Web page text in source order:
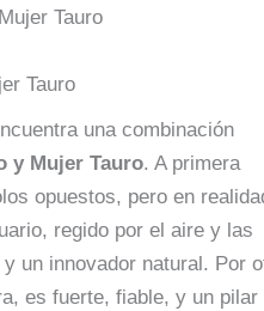
Tauro
una combinación
y Mujer Tauro. A primera
opuestos, pero en
regido por el aire y las
un innovador natural. Por
es fuerte, fiable, y un pilar